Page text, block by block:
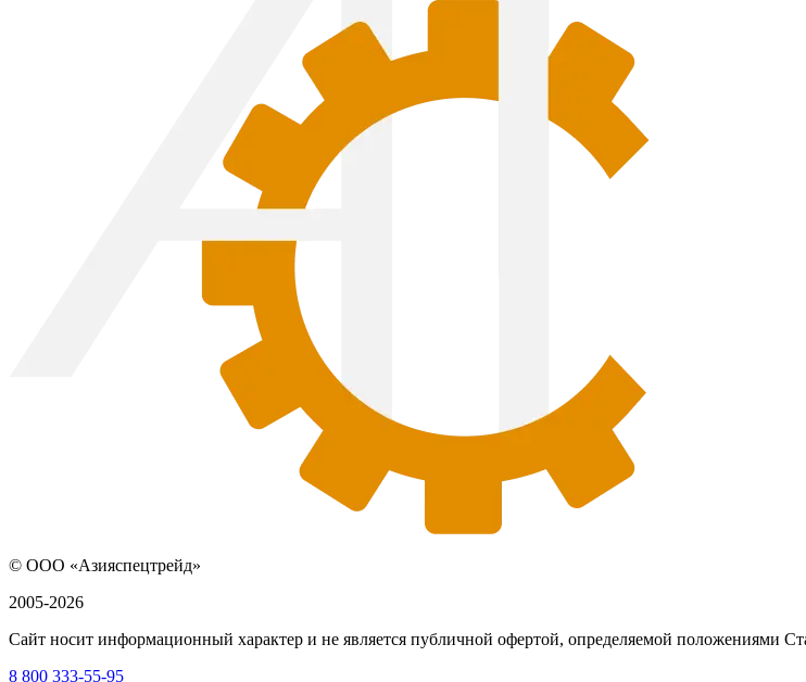
© ООО «Азияспецтрейд»
2005-2026
Сайт носит информационный характер и не является публичной офертой, определяемой положениями
8 800 333-55-95